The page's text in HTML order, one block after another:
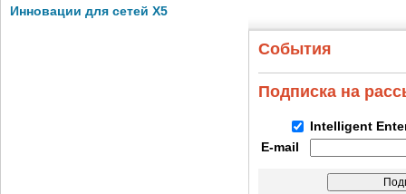
Инновации для сетей X5
События
Подписка на
Intelligent
E-mail